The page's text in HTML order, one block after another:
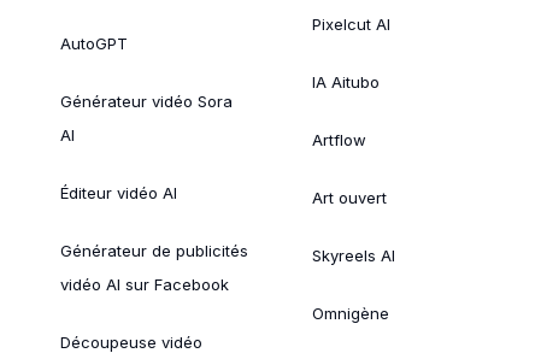
AutoGPT
Générateur vidéo Sora
AI
Éditeur vidéo AI
Générateur de publicités
vidéo AI sur Facebook
Découpeuse vidéo
Pixelcut AI
IA Aitubo
Artflow
Art ouvert
Skyreels AI
Omnigène